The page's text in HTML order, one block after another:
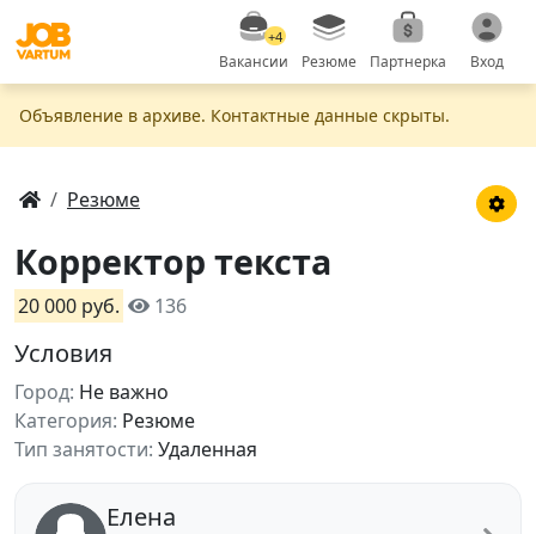
+4
Вакансии Резюме Партнерка Вход
Объявление в apxивe. Контактные данные скрыты.
Резюме
Корректор текста
20 000 руб. 136
Условия
Город: Не важно
Категория: Резюме
Тип занятости: Удаленная
Елена